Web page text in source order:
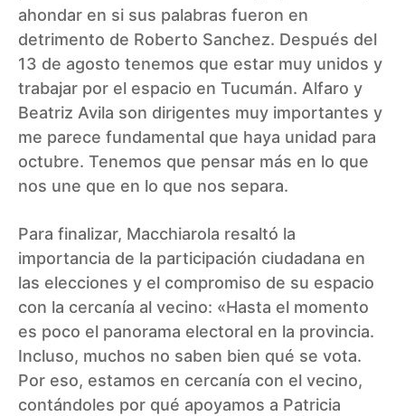
ahondar en si sus palabras fueron en
detrimento de Roberto Sanchez. Después del
13 de agosto tenemos que estar muy unidos y
trabajar por el espacio en Tucumán. Alfaro y
Beatriz Avila son dirigentes muy importantes y
me parece fundamental que haya unidad para
octubre. Tenemos que pensar más en lo que
nos une que en lo que nos separa.
Para finalizar, Macchiarola resaltó la
importancia de la participación ciudadana en
las elecciones y el compromiso de su espacio
con la cercanía al vecino: «Hasta el momento
es poco el panorama electoral en la provincia.
Incluso, muchos no saben bien qué se vota.
Por eso, estamos en cercanía con el vecino,
contándoles por qué apoyamos a Patricia